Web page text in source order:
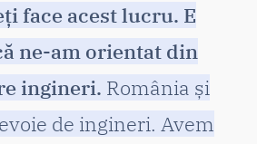
face acest lucru. E
ne-am orientat din
ingineri. România și
de ingineri. Avem